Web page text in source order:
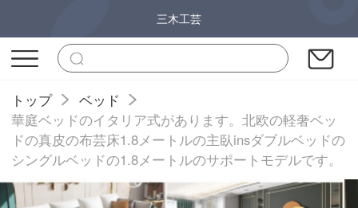
三木工芸
トップ
ベッド
華庭ベッドのイタリア式があります。北欧の軽奢ベッ
ドの真皮の布芸床1.8メートルの主臥insダブルベッドの
シングルベッドの1.8メートルのサポートモデルです。